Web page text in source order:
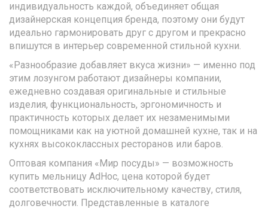
индивидуальность каждой, объединяет общая
дизайнерская концепция бренда, поэтому они будут
идеально гармонировать друг с другом и прекрасно
впишутся в интерьер современной стильной кухни.
«Разнообразие добавляет вкуса жизни» — именно под
этим лозунгом работают дизайнеры компании,
ежедневно создавая оригинальные и стильные
изделия, функциональность, эргономичность и
практичность которых делает их незаменимыми
помощниками как на уютной домашней кухне, так и на
кухнях высококлассных ресторанов или баров.
Оптовая компания «Мир посуды» — возможность
купить мельницу AdHoc, цена которой будет
соответствовать исключительному качеству, стиля,
долговечности. Представленные в каталоге